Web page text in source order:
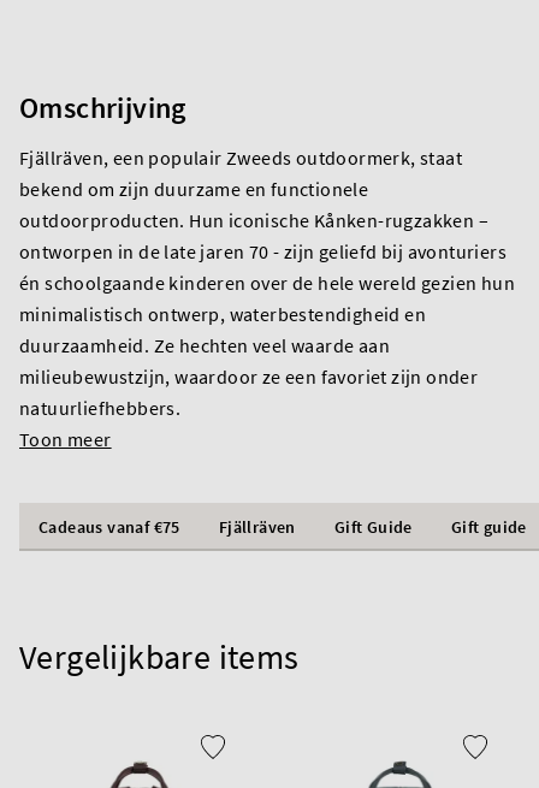
Omschrijving
Fjällräven, een populair Zweeds outdoormerk, staat
bekend om zijn duurzame en functionele
outdoorproducten. Hun iconische Kånken-rugzakken –
ontworpen in de late jaren 70 - zijn geliefd bij avonturiers
én schoolgaande kinderen over de hele wereld gezien hun
minimalistisch ontwerp, waterbestendigheid en
duurzaamheid. Ze hechten veel waarde aan
milieubewustzijn, waardoor ze een favoriet zijn onder
natuurliefhebbers.
Toon meer
Cadeaus vanaf €75 Fjällräven Gift Guide Gift guide
Vergelijkbare items